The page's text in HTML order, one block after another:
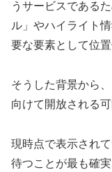
うサービスである
ル」やハイライト
要な要素として位
そうした背景から
向けて開放される
現時点で表示され
待つことが最も確